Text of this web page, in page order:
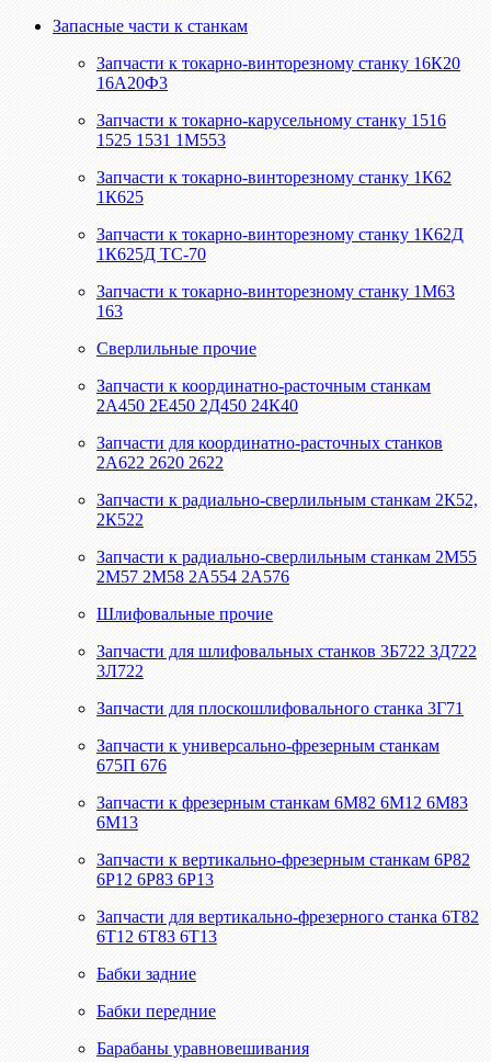
Запасные части к станкам
Запчасти к токарно-винторезному станку 16К20
16А20Ф3
Запчасти к токарно-карусельному станку 1516
1525 1531 1М553
Запчасти к токарно-винторезному станку 1К62
1К625
Запчасти к токарно-винторезному станку 1К62Д
1К625Д ТС-70
Запчасти к токарно-винторезному станку 1М63
163
Сверлильные прочие
Запчасти к координатно-расточным станкам
2А450 2Е450 2Д450 24К40
Запчасти для координатно-расточных станков
2А622 2620 2622
Запчасти к радиально-сверлильным станкам 2К52,
2К522
Запчасти к радиально-сверлильным станкам 2М55
2М57 2М58 2А554 2А576
Шлифовальные прочие
Запчасти для шлифовальных станков 3Б722 3Д722
3Л722
Запчасти для плоскошлифовального станка 3Г71
Запчасти к универсально-фрезерным станкам
675П 676
Запчасти к фрезерным станкам 6М82 6М12 6М83
6М13
Запчасти к вертикально-фрезерным станкам 6Р82
6Р12 6Р83 6Р13
Запчасти для вертикально-фрезерного станка 6Т82
6Т12 6Т83 6Т13
Бабки задние
Бабки передние
Барабаны уравновешивания